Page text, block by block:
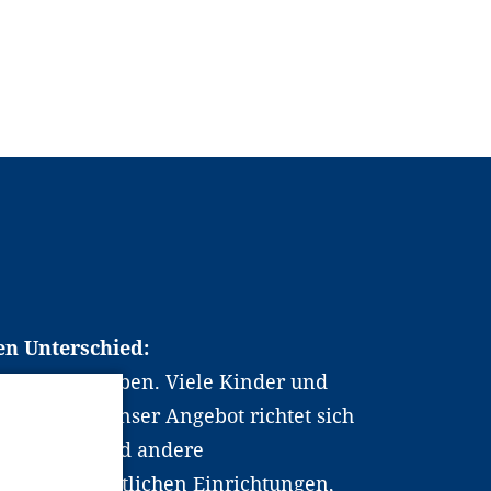
Unterschied:
Berufsleben. Viele Kinder und
dabei. Unser Angebot richtet sich
und andere
Einrichtungen,